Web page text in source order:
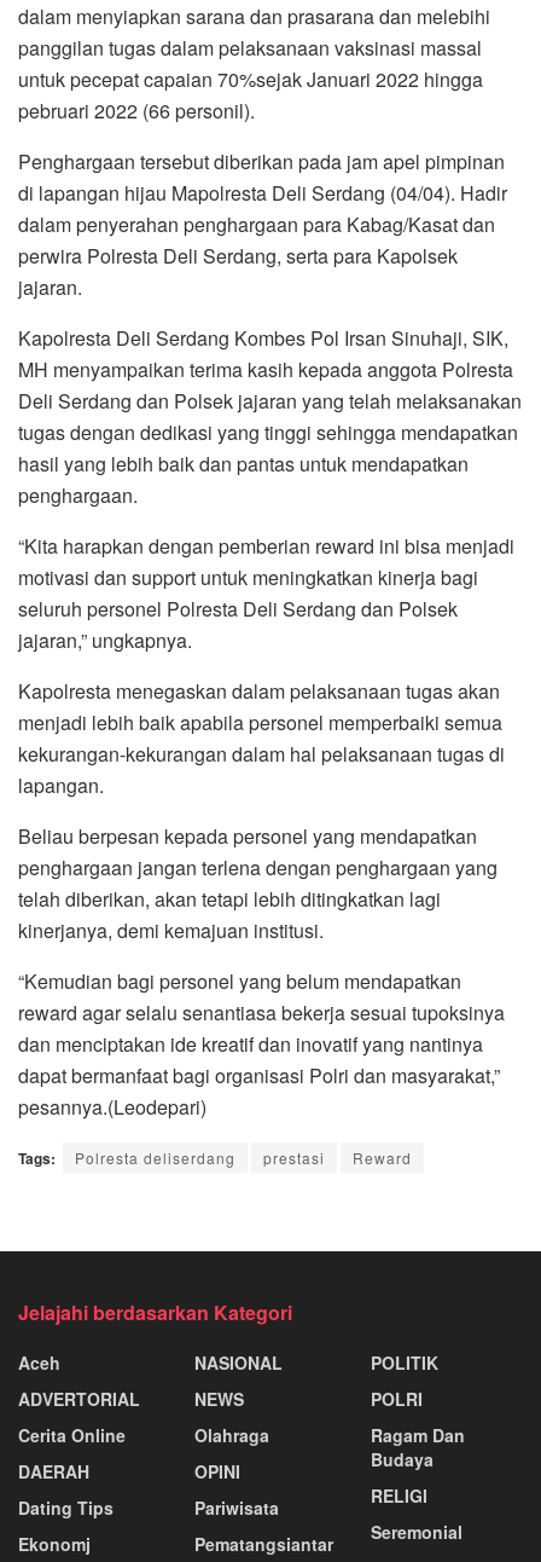
dalam menyiapkan sarana dan prasarana dan melebihi
panggilan tugas dalam pelaksanaan vaksinasi massal
untuk pecepat capaian 70%sejak Januari 2022 hingga
pebruari 2022 (66 personil).
Penghargaan tersebut diberikan pada jam apel pimpinan
di lapangan hijau Mapolresta Deli Serdang (04/04). Hadir
dalam penyerahan penghargaan para Kabag/Kasat dan
perwira Polresta Deli Serdang, serta para Kapolsek
jajaran.
Kapolresta Deli Serdang Kombes Pol Irsan Sinuhaji, SIK,
MH menyampaikan terima kasih kepada anggota Polresta
Deli Serdang dan Polsek jajaran yang telah melaksanakan
tugas dengan dedikasi yang tinggi sehingga mendapatkan
hasil yang lebih baik dan pantas untuk mendapatkan
penghargaan.
“Kita harapkan dengan pemberian reward ini bisa menjadi
motivasi dan support untuk meningkatkan kinerja bagi
seluruh personel Polresta Deli Serdang dan Polsek
jajaran,” ungkapnya.
Kapolresta menegaskan dalam pelaksanaan tugas akan
menjadi lebih baik apabila personel memperbaiki semua
kekurangan-kekurangan dalam hal pelaksanaan tugas di
lapangan.
Beliau berpesan kepada personel yang mendapatkan
penghargaan jangan terlena dengan penghargaan yang
telah diberikan, akan tetapi lebih ditingkatkan lagi
kinerjanya, demi kemajuan institusi.
“Kemudian bagi personel yang belum mendapatkan
reward agar selalu senantiasa bekerja sesuai tupoksinya
dan menciptakan ide kreatif dan inovatif yang nantinya
dapat bermanfaat bagi organisasi Polri dan masyarakat,”
pesannya.(Leodepari)
Tags: Polresta deliserdang prestasi Reward
Jelajahi berdasarkan Kategori
Aceh
ADVERTORIAL
Cerita Online
DAERAH
Dating Tips
Ekonomj
NASIONAL
NEWS
Olahraga
OPINI
Pariwisata
Pematangsiantar
POLITIK
POLRI
Ragam Dan
Budaya
RELIGI
Seremonial